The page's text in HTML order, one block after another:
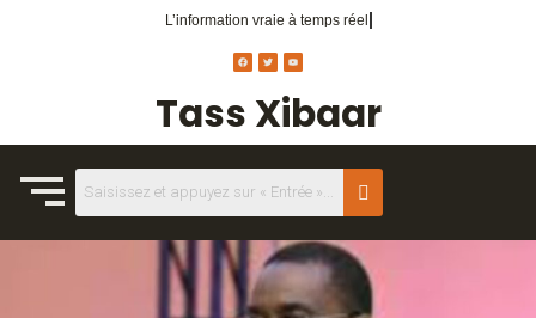
Tass Xibaar
L’information vraie à temps réel.